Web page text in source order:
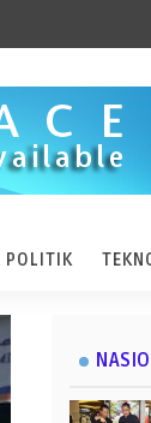
POLITIK